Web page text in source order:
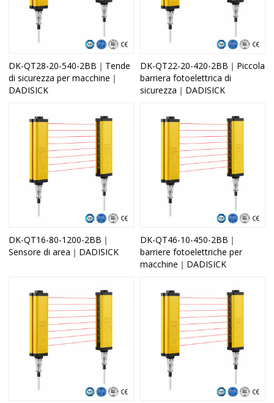
DK-QT28-20-540-2BB｜Tende
di sicurezza per macchine｜
DADISICK
DK-QT22-20-420-2BB｜Piccola
barriera fotoelettrica di
sicurezza｜DADISICK
DK-QT16-80-1200-2BB｜
Sensore di area｜DADISICK
DK-QT46-10-450-2BB｜
barriere fotoelettriche per
macchine｜DADISICK